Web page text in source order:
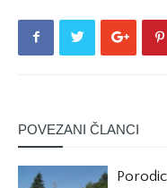
POVEZANI ČLANCI